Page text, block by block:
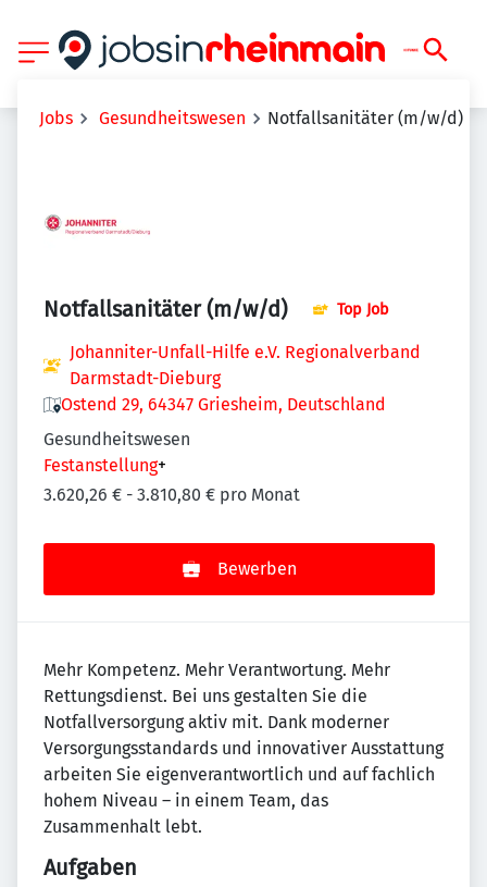
Jobs Gesundheitswesen Notfallsanitäter (m/w/d)
Notfallsanitäter (m/w/d) Top Job
Johanniter-Unfall-Hilfe e.V. Regionalverband
Darmstadt-Dieburg
Ostend 29, 64347 Griesheim, Deutschland
Gesundheitswesen
Festanstellung+
3.620,26 € - 3.810,80 € pro Monat
Bewerben
Mehr Kompetenz. Mehr Verantwortung. Mehr
Rettungsdienst. Bei uns gestalten Sie die
Notfallversorgung aktiv mit. Dank moderner
Versorgungsstandards und innovativer Ausstattung
arbeiten Sie eigenverantwortlich und auf fachlich
hohem Niveau – in einem Team, das
Zusammenhalt lebt.
Aufgaben